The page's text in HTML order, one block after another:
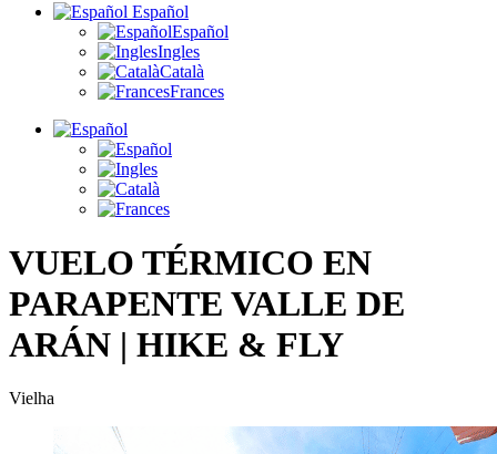
Español
Español
Ingles
Català
Frances
VUELO TÉRMICO EN
PARAPENTE VALLE DE
ARÁN | HIKE & FLY
Vielha